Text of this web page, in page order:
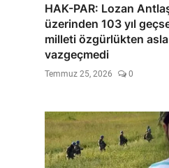
HAK-PAR: Lozan
üzerinden 103 yıl
milleti özgürlükten asla
vazgeçmedi
Temmuz 25, 2026 0